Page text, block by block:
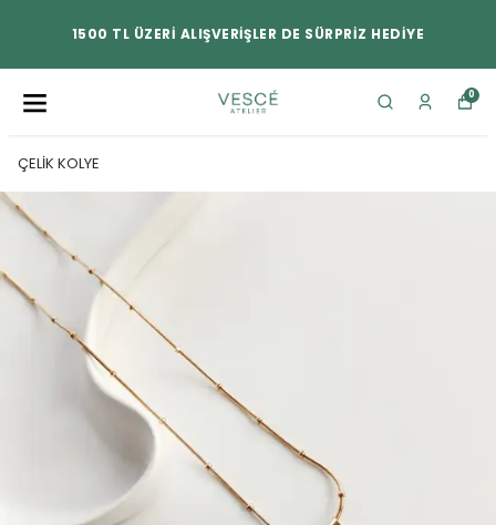
1500 TL ÜZERİ ALIŞVERİŞLER DE SÜRPRİZ HEDİYE
0
ÇELİK KOLYE